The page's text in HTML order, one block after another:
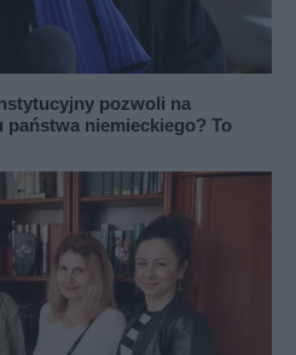
pozwoli na
państwa niemieckiego? To